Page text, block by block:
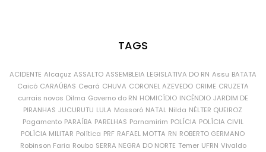
TAGS
ACIDENTE Alcaçuz ASSALTO ASSEMBLEIA LEGISLATIVA DO RN Assu BATATA
Caicó CARAÚBAS Ceará CHUVA CORONEL AZEVEDO CRIME CRUZETA
currais novos Dilma Governo do RN HOMICÍDIO INCÊNDIO JARDIM DE
PIRANHAS JUCURUTU LULA Mossoró NATAL Nilda NÉLTER QUEIROZ
Pagamento PARAÍBA PARELHAS Parnamirim POLÍCIA POLÍCIA CIVIL
POLÍCIA MILITAR Política PRF RAFAEL MOTTA RN ROBERTO GERMANO
Robinson Faria Roubo SERRA NEGRA DO NORTE Temer UFRN Vivaldo